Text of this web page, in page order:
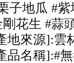
子地瓜 #
剛花生 #蒜
地來源]:雲
品名稱]:#